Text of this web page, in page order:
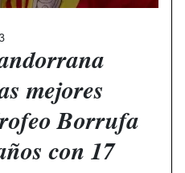
mejores
Borrufa
con 17